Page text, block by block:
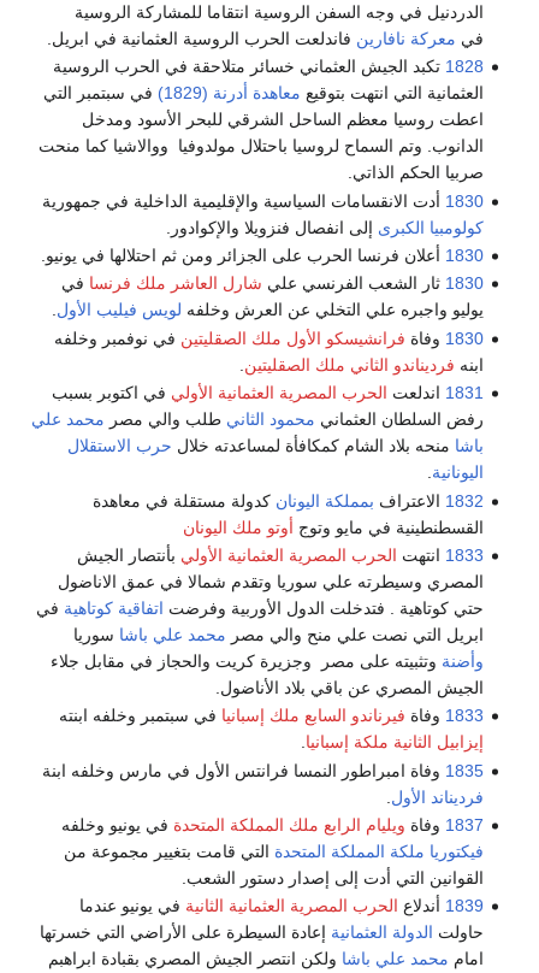
الدردنيل في وجه السفن الروسية انتقاما للمشاركة الروسية
في معركة نافارين فاندلعت الحرب الروسية العثمانية في ابريل.
1828 تكبد الجيش العثماني خسائر متلاحقة في الحرب الروسية
العثمانية التي انتهت بتوقيع معاهدة أدرنة (1829)
في سبتمبر التي
اعطت روسيا معظم الساحل الشرقي للبحر الأسود ومدخل
الدانوب. وتم السماح لروسيا باحتلال مولدوفيا ووالاشيا كما منحت
صربيا الحكم الذاتي.
1830 أدت الانقسامات السياسية والإقليمية الداخلية في جمهورية
كولومبيا الكبرى إلى انفصال فنزويلا والإكوادور.
1830 أعلان فرنسا الحرب على الجزائر ومن ثم احتلالها في يونيو.
1830 ثار الشعب الفرنسي علي شارل العاشر ملك فرنسا في
يوليو واجبره علي التخلي عن العرش وخلفه لويس فيليب الأول.
1830 وفاة فرانشيسكو الأول ملك الصقليتين في نوفمبر وخلفه
ابنه فرديناندو الثاني ملك الصقليتين
1831 اندلعت الحرب المصرية العثمانية الأولي في اكتوبر بسبب
رفض السلطان العثماني محمود الثاني طلب والي مصر محمد علي
باشا منحه بلاد الشام كمكافأة لمساعدته خلال حرب الاستقلال
اليونانية
1832 الاعتراف بمملكة اليونان كدولة مستقلة في معاهدة
القسطنطينية في مايو وتوج أوتو ملك اليونان
1833 انتهت الحرب المصرية العثمانية الأولي بأنتصار الجيش
المصري وسيطرته علي سوريا وتقدم شمالا في عمق الاناضول
حتي كوتاهية . فتدخلت الدول الأوربية وفرضت اتفاقية كوتاهية في
ابريل التي نصت علي منح والي مصر محمد علي باشا سوريا
وأضنة وتثبيته على مصر وجزيرة كريت والحجاز في مقابل جلاء
الجيش المصري عن باقي بلاد الأناضول.
1833 وفاة فيرناندو السابع ملك إسبانيا في سبتمبر وخلفه ابنته
إيزابيل الثانية ملكة إسبانيا.
1835 وفاة امبراطور النمسا فرانتس الأول في مارس وخلفه ابنة
فرديناند الأول
1837 وفاة ويليام الرابع ملك المملكة المتحدة في يونيو وخلفه
فيكتوريا ملكة المملكة المتحدة التي قامت بتغيير مجموعة من
القوانين التي أدت إلى إصدار دستور الشعب.
1839 أندلاع الحرب المصرية العثمانية الثانية في يونيو عندما
حاولت الدولة العثمانية إعادة السيطرة على الأراضي التي خسرتها
امام محمد علي باشا ولكن انتصر الجيش المصري بقبادة ابراهبم